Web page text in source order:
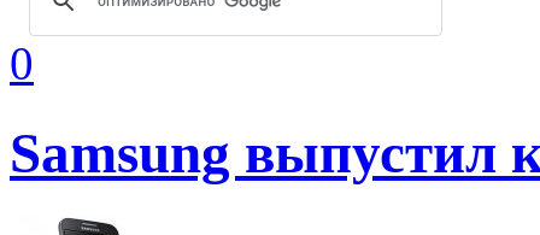
0
Samsung выпустил